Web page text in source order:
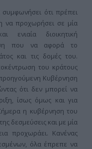
ότι πρέπει
να προχωρήσει σε μία
ενιαία διοικητική
που να αφορά το
και τις δομές του.
του κράτους
Κυβέρνηση
ότι δεν μπορεί να
ίσως όμως και για
η κυβέρνηση του
δεσμεύσεις και με μία
προχωράει. Κανένας
όλα έπρεπε να